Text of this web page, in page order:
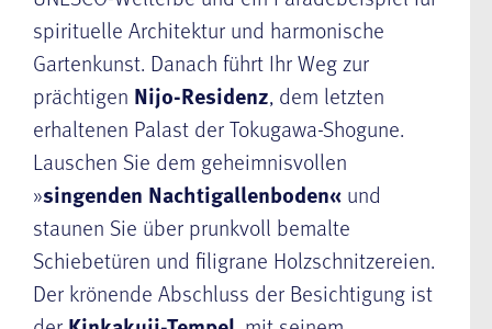
spirituelle Architektur und harmonische
Gartenkunst. Danach führt Ihr Weg zur
prächtigen Nijo-Residenz, dem letzten
erhaltenen Palast der Tokugawa-Shogune.
Lauschen Sie dem geheimnisvollen
»singenden Nachtigallenboden« und
staunen Sie über prunkvoll bemalte
Schiebetüren und filigrane Holzschnitzereien.
Der krönende Abschluss der Besichtigung ist